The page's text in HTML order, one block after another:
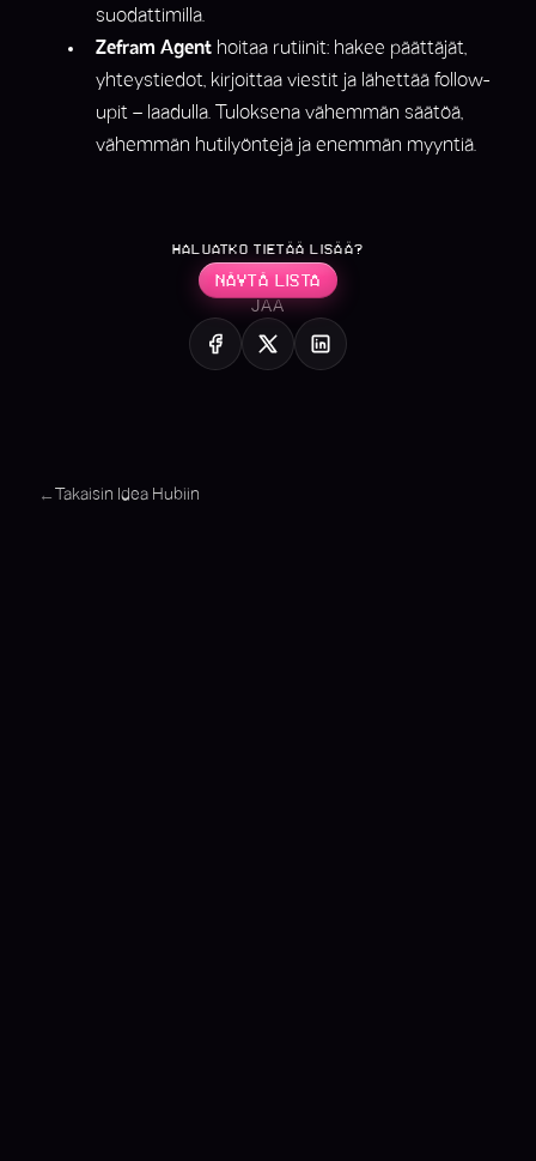
suodattimilla.
Zefram Agent hoitaa rutiinit: hakee päättäjät,
yhteystiedot, kirjoittaa viestit ja lähettää follow-
upit – laadulla. Tuloksena vähemmän säätöä,
vähemmän hutilyöntejä ja enemmän myyntiä.
HALUATKO TIETÄÄ LISÄÄ?
NÄYTÄ LISTA
JAA
← Takaisin Idea Hubiin